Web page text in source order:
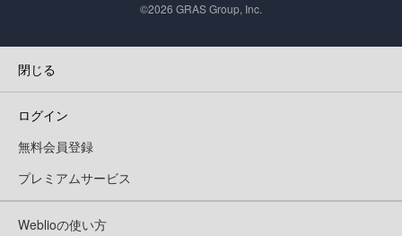
©2026 GRAS Group, Inc.
閉じる
ログイン
無料会員登録
プレミアムサービス
Weblioの使い方